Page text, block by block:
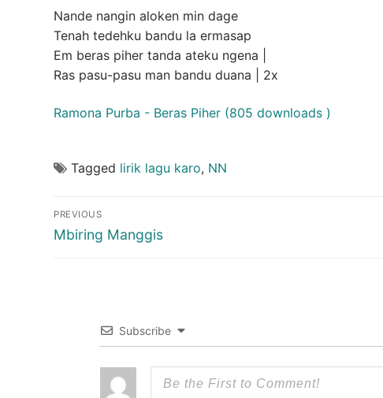
Nande nangin aloken min dage
Tenah tedehku bandu la ermasap
Em beras piher tanda ateku ngena |
Ras pasu-pasu man bandu duana | 2x
Ramona Purba - Beras Piher (805 downloads )
Tagged lirik lagu karo, NN
Post
navigation
PREVIOUS
Previous
Mbiring Manggis
Subscribe